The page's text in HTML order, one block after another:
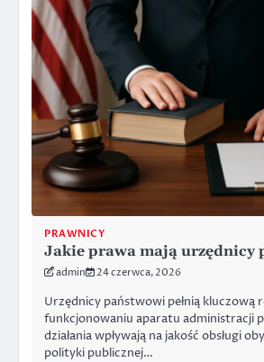
PRAWNICY
Jakie prawa mają urzędnicy
admin 24 czerwca, 2026
Urzędnicy państwowi pełnią kluczową
funkcjonowaniu aparatu administracji
działania wpływają na jakość obsługi
polityki publicznej…